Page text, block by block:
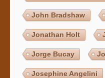
John Bradshaw
Jonathan Holt
Jorge Bucay
Josephine Angelini